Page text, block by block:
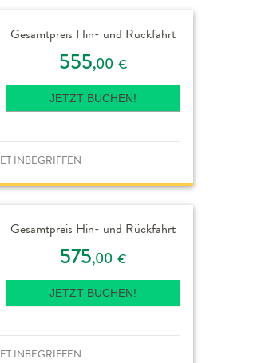
Gesamtpreis Hin- und Rückfahrt
555,00 €
JETZT BUCHEN!
INBEGRIFFEN
Gesamtpreis Hin- und Rückfahrt
575,00 €
JETZT BUCHEN!
INBEGRIFFEN